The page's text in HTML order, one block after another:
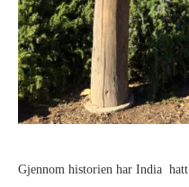
Gjennom historien har India